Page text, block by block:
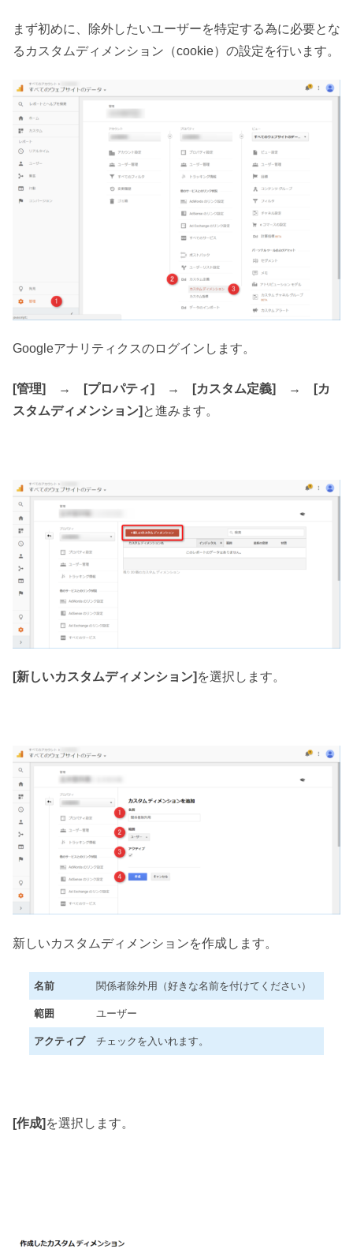
まず初めに、除外したいユーザーを特定する為に必要とな
るカスタムディメンション（cookie）の設定を行います。
Googleアナリティクスのログインします。
[管理] → [プロパティ] → [カスタム定義] → [カ
スタムディメンション] と進みます。
[新しいカスタムディメンション] を選択します。
新しいカスタムディメンションを作成します。
名前 関係者除外用（好きな名前を付けてください）
範囲 ユーザー
アクティブ チェックを入いれます。
[作成] を選択します。